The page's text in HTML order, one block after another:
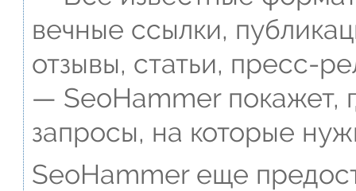
вечные ссылки,
отзывы, статьи, пресс-
— SeoHammer покажет,
запросы, на которые
SeoHammer еще